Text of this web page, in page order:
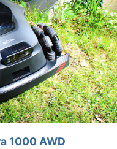
1000 AWD